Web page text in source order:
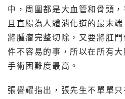
中，周圍都是大血管和骨頭
且直腸為人體消化道的最末
將腫瘤完整切除，又要將肛
件不容易的事，所以在所有
手術困難度最高。
張譽耀指出，張先生不單單